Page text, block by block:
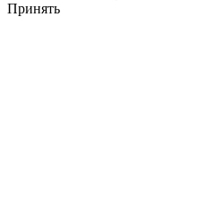
Принять